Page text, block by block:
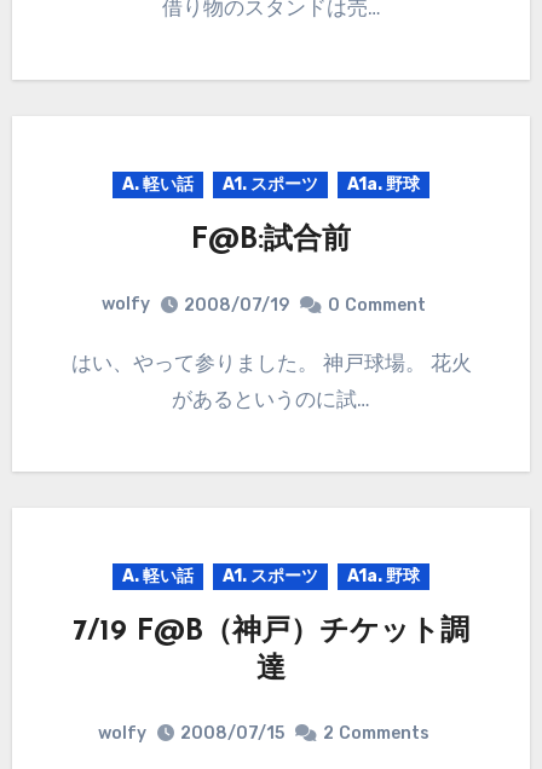
借り物のスタンドは売…
A. 軽い話 A1. スポーツ A1a. 野球
F@B:試合前
wolfy 2008/07/19 0 Comment
はい、やって参りました。 神戸球場。 花火
があるというのに試…
A. 軽い話 A1. スポーツ A1a. 野球
7/19 F@B（神戸）チケット調
達
wolfy 2008/07/15 2 Comments